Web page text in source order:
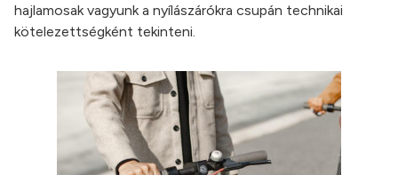
hajlamosak vagyunk a nyílászárókra csupán technikai
kötelezettségként tekinteni.